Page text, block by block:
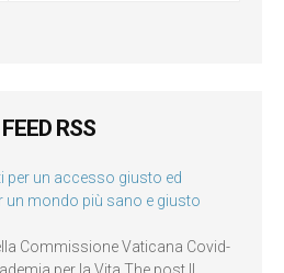
FEED RSS
per un accesso giusto ed
un mondo più sano e giusto
Commissione Vaticana Covid-